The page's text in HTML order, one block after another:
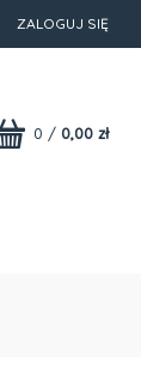
ZALOGUJ SIĘ
0 / 0,00 zł